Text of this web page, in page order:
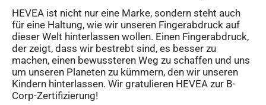
HEVEA ist nicht nur eine Marke, sondern steht auch
für eine Haltung, wie wir unseren Fingerabdruck auf
dieser Welt hinterlassen wollen. Einen Fingerabdruck,
der zeigt, dass wir bestrebt sind, es besser zu
machen, einen bewussteren Weg zu schaffen und uns
um unseren Planeten zu kümmern, den wir unseren
Kindern hinterlassen. Wir gratulieren HEVEA zur B-
Corp-Zertifizierung!